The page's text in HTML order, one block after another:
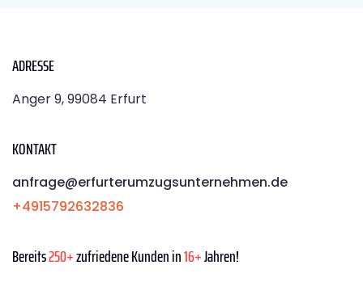
ADRESSE
Anger 9, 99084 Erfurt
KONTAKT
anfrage@erfurterumzugsunternehmen.de
+4915792632836
Bereits250+zufriedene Kunden in16+Jahren!